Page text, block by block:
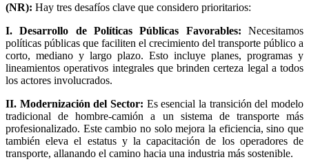
(NR): Hay tres desafíos clave que considero prioritarios:
I. Desarrollo de Políticas Públicas Favorables: Necesitamos
políticas públicas que faciliten el crecimiento del transporte público a
corto, mediano y largo plazo. Esto incluye planes, programas y
lineamientos operativos integrales que brinden certeza legal a todos
los actores involucrados.
II. Modernización del Sector: Es esencial la transición del modelo
tradicional de hombre-camión a un sistema de transporte más
profesionalizado. Este cambio no solo mejora la eficiencia, sino que
también eleva el estatus y la capacitación de los operadores de
transporte, allanando el camino hacia una industria más sostenible.